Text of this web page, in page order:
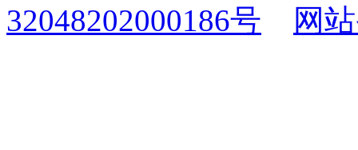
32048202000186号
网